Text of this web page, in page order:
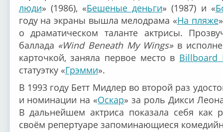
люди» (1986), «Бешеные деньги» (1987) и «
году на экраны вышла мелодрама «На пляже
о драматическом таланте актрисы.
баллада «Wind Beneath My Wings»в
карточкой, заняла первое место в Billboard
статуэтку «Грэмми».
В 1993 году Бетт Мидлер во второй раз
и номинации на «Оскар» за роль Дикси
В дальнейшем актриса показала себя как
своём репертуаре запоминающиеся